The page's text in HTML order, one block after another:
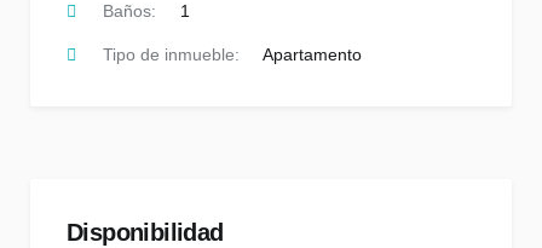
Baños: 1
Tipo de inmueble: Apartamento
Disponibilidad